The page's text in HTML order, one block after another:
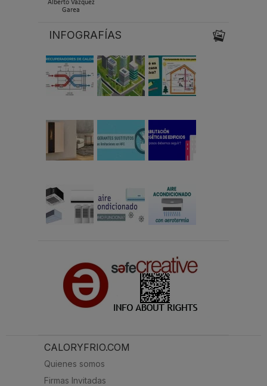
Alberto Vázquez
Garea
INFOGRAFÍAS
CALORYFRIO.COM
Quienes somos
Firmas Invitadas